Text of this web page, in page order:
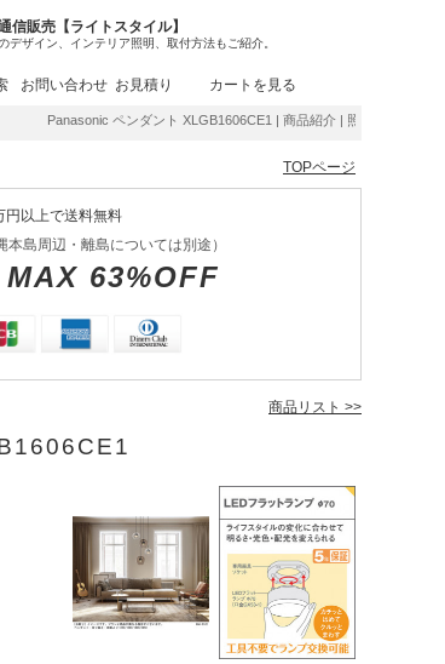
信販売【ライトスタイル】
ザイン、インテリア照明、取付方法もご紹介。
お問い合わせ お見積り カートを見る
Panasonic ペンダント XLGB1606CE1 | 商品紹介 | 照明器具の通販・
TOPページ
円以上で送料無料
本島周辺・離島については別途）
MAX 63%OFF
商品リスト >>